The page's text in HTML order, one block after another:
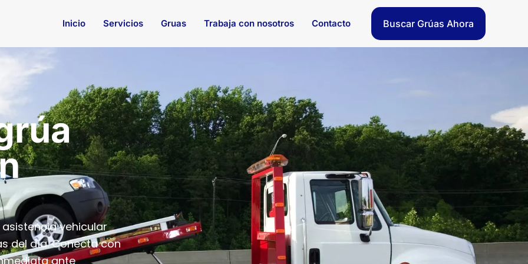
Inicio Servicios Gruas Trabaja con nosotros Contacto Buscar Grúas Ahora
vehicular
del día. Conecta con
ante